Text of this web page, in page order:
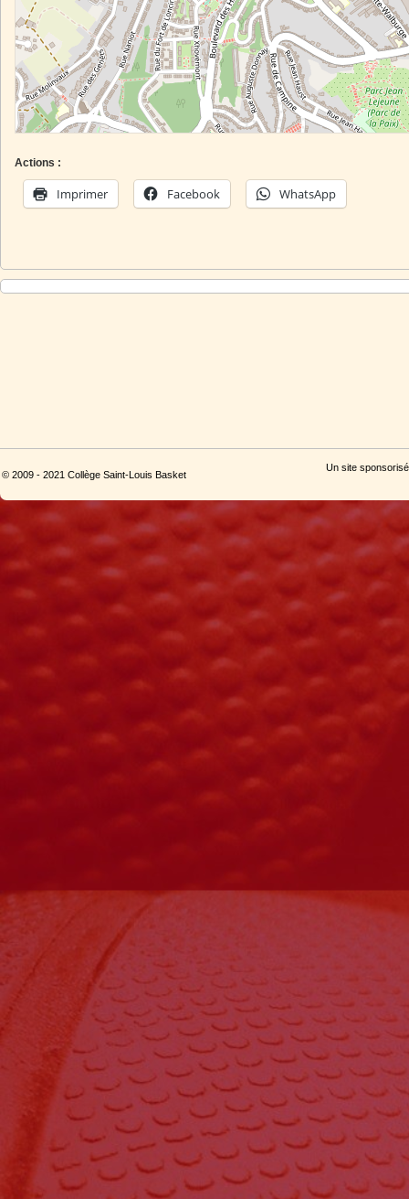
Actions :
Imprimer Facebook WhatsApp
© 2009 - 2021 Collège Saint-Louis Basket
Un site